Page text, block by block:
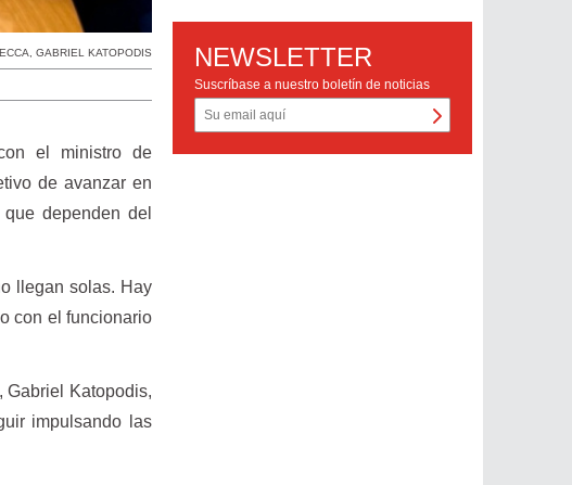
,GABRIEL KATOPODIS
el ministro de
de avanzar en
dependen del
llegan solas. Hay
con el funcionario
Gabriel Katopodis,
impulsando las
NEWSLETTER
Suscríbase a nuestro boletín de noticias